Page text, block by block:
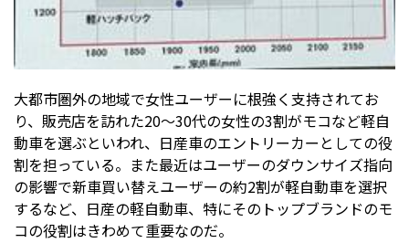
大都市圏外の地域で女性ユーザーに根強く支持されてお
り、販売店を訪れた20〜30代の女性の3割がモコなど軽自
動車を選ぶといわれ、日産車のエントリーカーとしての役
割を担っている。また最近はユーザーのダウンサイズ指向
の影響で新車買い替えユーザーの約2割が軽自動車を選択
するなど、日産の軽自動車、特にそのトップブランドのモ
コの役割はきわめて重要なのだ。